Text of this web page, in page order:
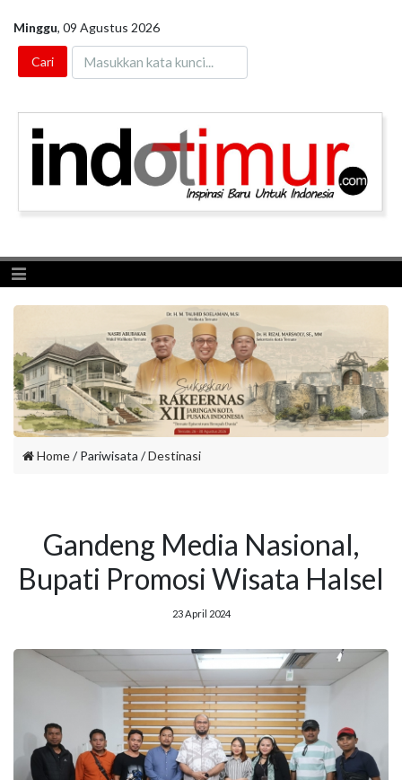
Minggu, 09 Agustus 2026
Toggle navigation
Home/ Pariwisata /Destinasi
Gandeng Media Nasional,
Bupati Promosi Wisata Halsel
23 April 2024